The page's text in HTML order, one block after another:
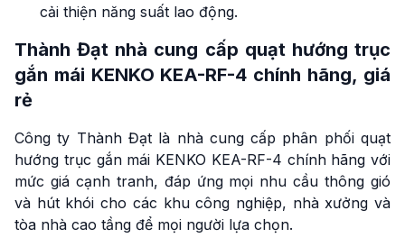
cải thiện năng suất lao động.
Thành Đạt nhà cung cấp quạt hướng trục
gắn mái KENKO KEA-RF-4 chính hãng, giá
rẻ
Công ty Thành Đạt là nhà cung cấp phân phối quạt
hướng trục gắn mái KENKO KEA-RF-4 chính hãng với
mức giá cạnh tranh, đáp ứng mọi nhu cầu thông gió
và hút khói cho các khu công nghiệp, nhà xưởng và
tòa nhà cao tầng để mọi người lựa chọn.